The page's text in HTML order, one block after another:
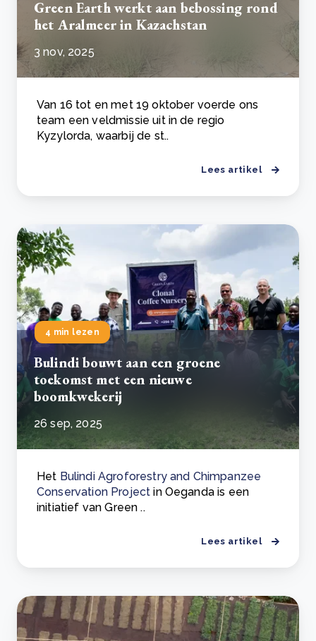
Green Earth werkt aan bebossing rond
het Aralmeer in Kazachstan
3 nov, 2025
Van 16 tot en met 19 oktober voerde ons
team een veldmissie uit in de regio
Kyzylorda, waarbij de st..
Lees artikel
4 min lezen
Bulindi bouwt aan een groene
toekomst met een nieuwe
boomkwekerij
26 sep, 2025
Het Bulindi Agroforestry and Chimpanzee
Conservation Project in Oeganda is een
initiatief van Green ..
Lees artikel